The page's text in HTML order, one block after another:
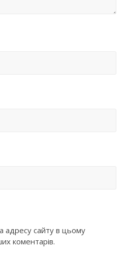
адресу сайту в цьому
коментарів.